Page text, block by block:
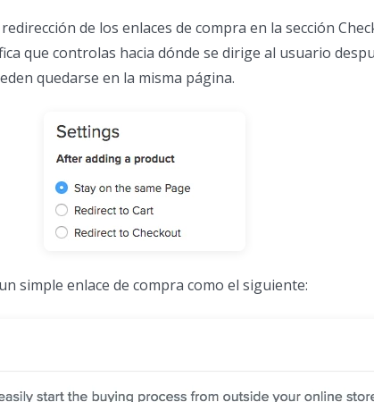
de los enlaces de compra en la sección
que controlas hacia dónde se dirige al usuario
quedarse en la misma página.
simple enlace de compra como el siguiente: